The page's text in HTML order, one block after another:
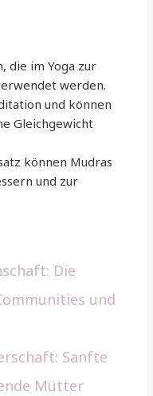
die im Yoga zur
werden.
und können
Gleichgewicht
können Mudras
und zur
Die
und
Sanfte
Mütter